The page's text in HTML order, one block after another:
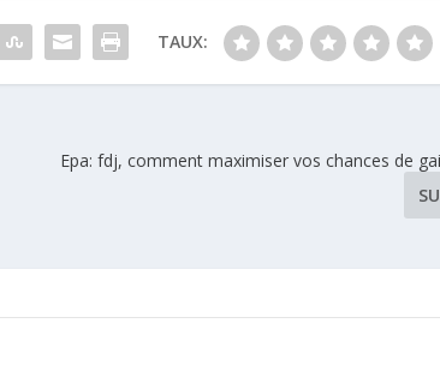
TAUX:
Epa: fdj, comment maximiser vos chances de